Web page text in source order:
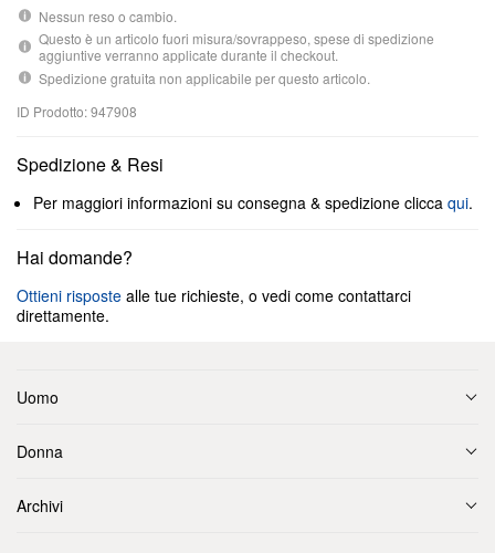
Nessun reso o cambio.
Questo è un articolo fuori misura/sovrappeso, spese di spedizione
aggiuntive verranno applicate durante il checkout.
Spedizione gratuita non applicabile per questo articolo.
ID Prodotto: 947908
Spedizione & Resi
Per maggiori informazioni su consegna & spedizione clicca qui.
Hai domande?
Ottieni risposte alle tue richieste, o vedi come contattarci
direttamente.
Uomo
Donna
Archivi